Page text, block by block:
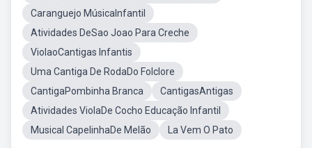
Caranguejo MúsicaInfantil
Atividades DeSao Joao Para Creche
ViolaoCantigas Infantis
Uma Cantiga De RodaDo Folclore
CantigaPombinha Branca
CantigasAntigas
Atividades ViolaDe Cocho Educação Infantil
Musical CapelinhaDe Melão
La Vem O Pato